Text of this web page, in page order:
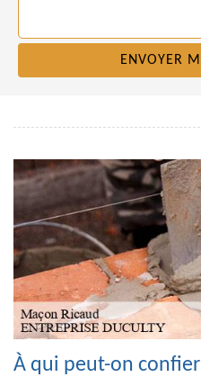
À qui peut-on